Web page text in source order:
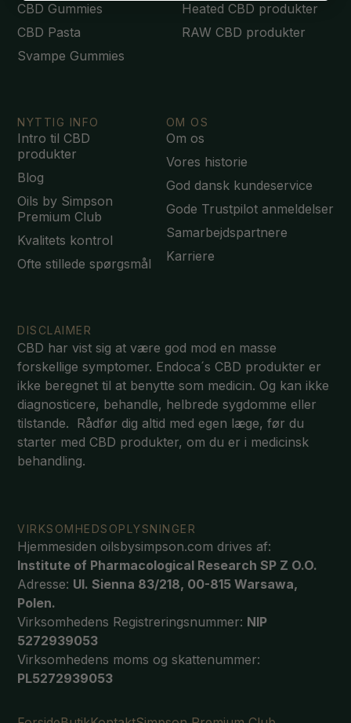
CBD Gummies
CBD Pasta
Svampe Gummies
Heated CBD produkter
RAW CBD produkter
NYTTIG INFO
Intro til CBD
produkter
Blog
Oils by Simpson
Premium Club
Kvalitets kontrol
Ofte stillede spørgsmål
OM OS
Om os
Vores historie
God dansk kundeservice
Gode Trustpilot anmeldelser
Samarbejdspartnere
Karriere
DISCLAIMER
CBD har vist sig at være god mod en masse
forskellige symptomer. Endoca´s CBD produkter er
ikke beregnet til at benytte som medicin. Og kan ikke
diagnosticere, behandle, helbrede sygdomme eller
tilstande. Rådfør dig altid med egen læge, før du
starter med CBD produkter, om du er i medicinsk
behandling.
VIRKSOMHEDSOPLYSNINGER
Hjemmesiden oilsbysimpson.com drives af:
Institute of Pharmacological Research SP Z O.O.
Adresse: Ul. Sienna 83/218, 00-815 Warsawa,
Polen.
Virksomhedens Registreringsnummer: NIP
5272939053
Virksomhedens moms og skattenummer:
PL5272939053